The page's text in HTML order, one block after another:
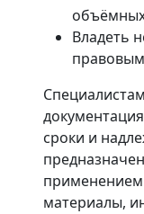
Владеть
сроки и
применением
материалы,